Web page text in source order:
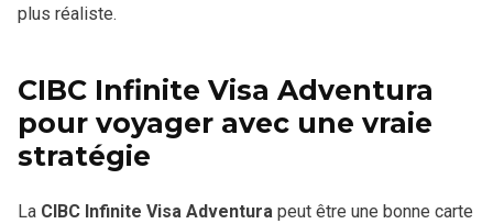
plus réaliste.
CIBC Infinite Visa Adventura
pour voyager avec une vraie
stratégie
La CIBC Infinite Visa Adventura peut être une bonne carte